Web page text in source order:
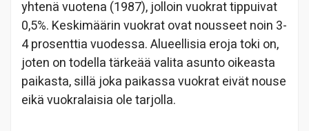
yhtenä vuotena (1987), jolloin vuokrat tippuivat
0,5%. Keskimäärin vuokrat ovat nousseet noin 3-
4 prosenttia vuodessa. Alueellisia eroja toki on,
joten on todella tärkeää valita asunto oikeasta
paikasta, sillä joka paikassa vuokrat eivät nouse
eikä vuokralaisia ole tarjolla.